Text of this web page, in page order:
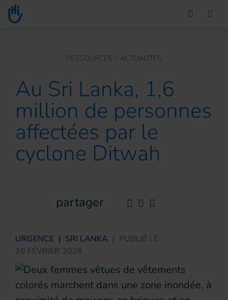
Go to main content
You are here :RESSOURCES ACTUALITÉS
Au Sri Lanka, 1,6
million de personnes
affectées par le
cyclone Ditwah
partager
URGENCE | SRI LANKA | PUBLIÉ LE
16 FÉVRIER 2026